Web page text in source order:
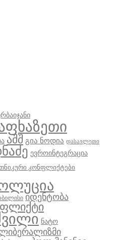
აშშ გია ნოდია დასავლეთი
ევროინტეგრაცია
კონფლიქტები
იდენტობა
ნატო